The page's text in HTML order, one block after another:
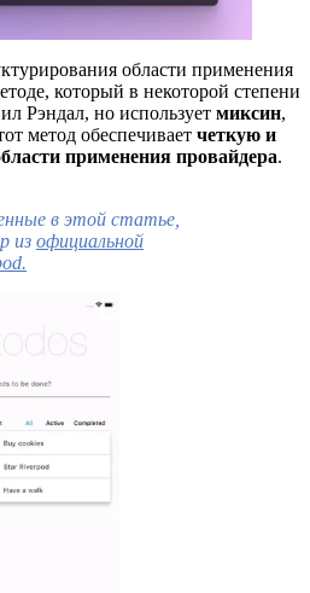
области применения
который в некоторой степени
Рэндал, но использует миксин,
метод обеспечивает четкую и
применения провайдера.
в этой статье,
из официальной